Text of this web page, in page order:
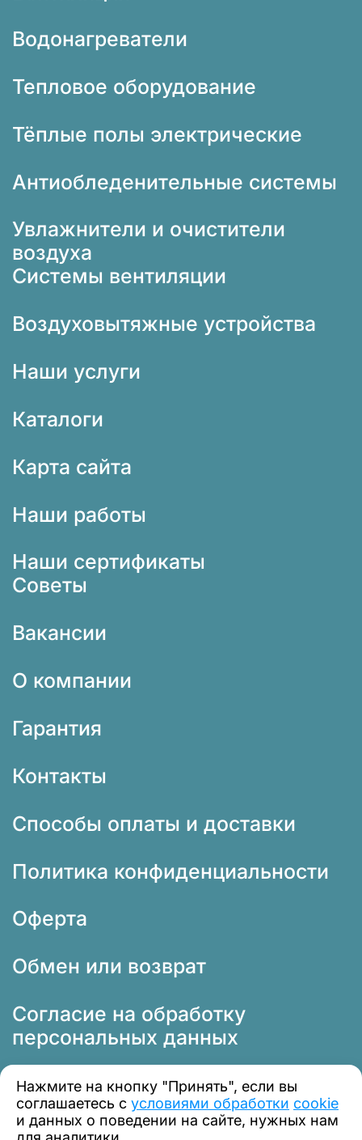
Водонагреватели
Тепловое оборудование
Тёплые полы электрические
Антиобледенительные системы
Увлажнители и очистители
воздуха
Системы вентиляции
Воздуховытяжные устройства
Наши услуги
Каталоги
Карта сайта
Наши работы
Наши сертификаты
Советы
Вакансии
О компании
Гарантия
Контакты
Способы оплаты и доставки
Политика конфиденциальности
Оферта
Обмен или возврат
Согласие на обработку
персональных данных
Нажмите на кнопку "Принять", если вы
соглашаетесь с условиями обработки cookie
и данных о поведении на сайте, нужных нам